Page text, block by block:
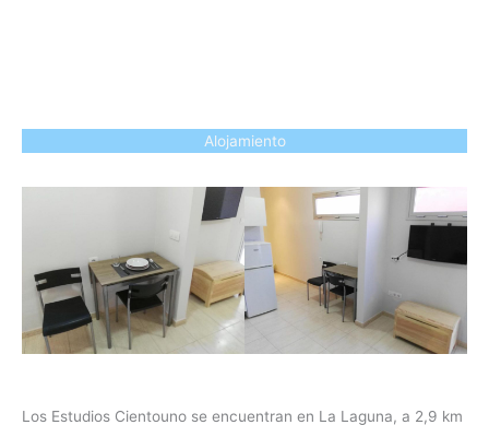
Alojamiento
Los Estudios Cientouno se encuentran en La Laguna, a 2,9 km